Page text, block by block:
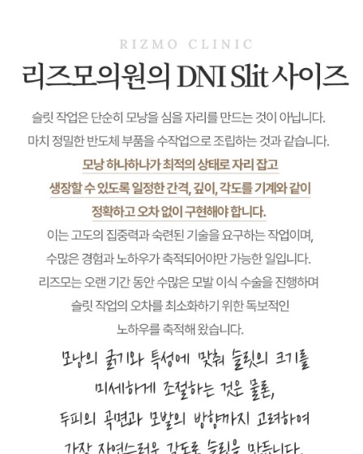
진행되고 있어요.
또한, 신속하고 정밀한 고밀도
모발이식 테크닉으로
높은 생착률 지향하고 있답니다👏👍
남자의 자존심 M자를 채우다!
☝
남성모발이식 전후사례
해답은 리즈모의원 에 있다 !
[리즈모의원] 원장님이 들려주는
EP.2 쟤는 왜 DNI 슬릿만 한다니 ~?